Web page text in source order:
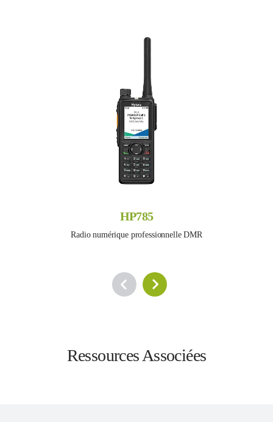
HP785
Radio numérique professionnelle DMR
Ressources Associées